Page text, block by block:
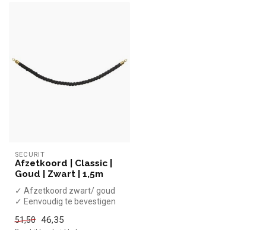
SECURIT
Afzetkoord | Classic |
Goud | Zwart | 1,5m
✓ Afzetkoord zwart/ goud
✓ Eenvoudig te bevestigen
51,50 46,35